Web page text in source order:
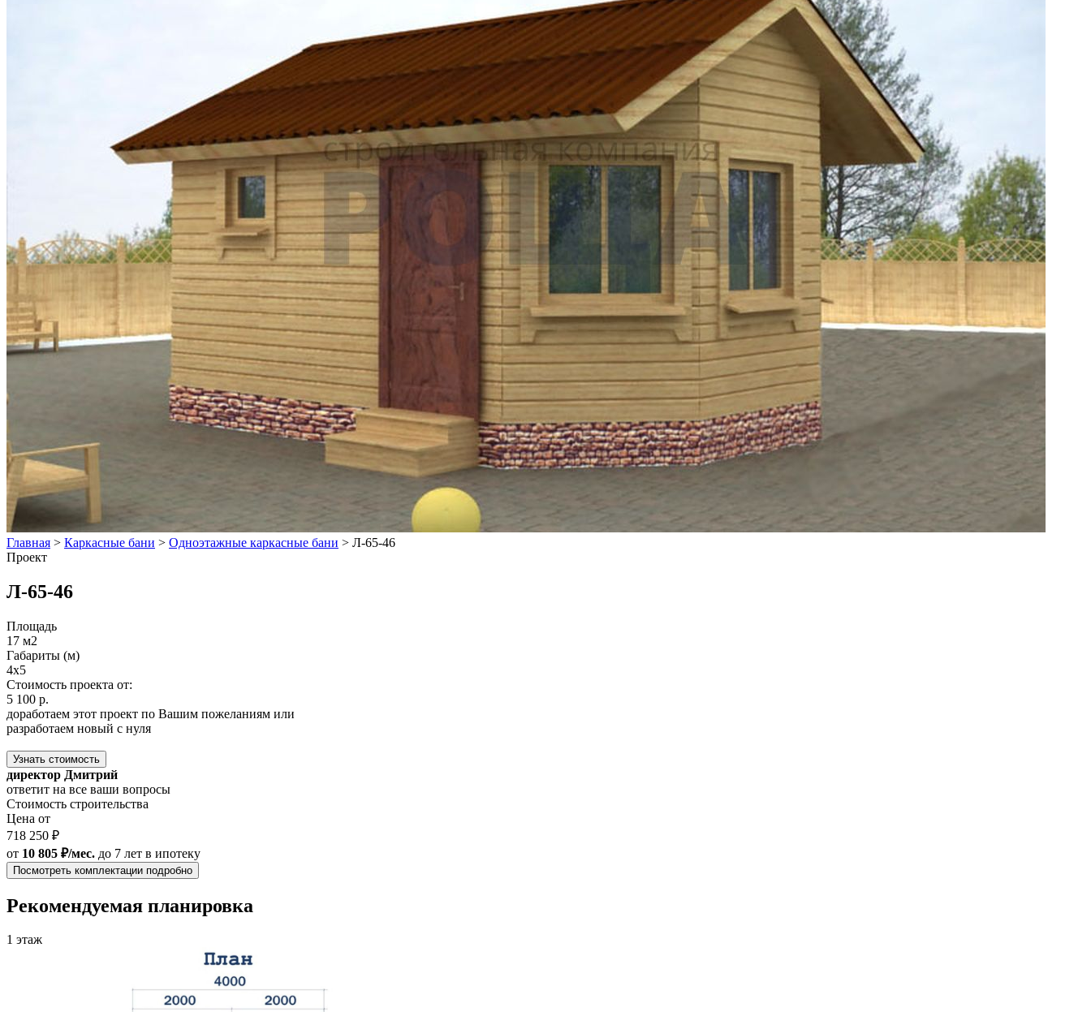
Главная > Каркасные бани > Одноэтажные каркасные бани > Л-65-46
Проект
Л-65-46
Площадь
17 м2
Габариты (м)
4x5
Стоимость проекта от:
5 100 р.
доработаем этот проект по Вашим пожеланиям или
разработаем новый с нуля
Узнать стоимость
директор Дмитрий
ответит на все ваши вопросы
Стоимость строительства
Цена от
718 250 ₽
от 10 805 ₽/мес. до 7 лет в ипотеку
Посмотреть комплектации подробно
Рекомендуемая планировка
1 этаж